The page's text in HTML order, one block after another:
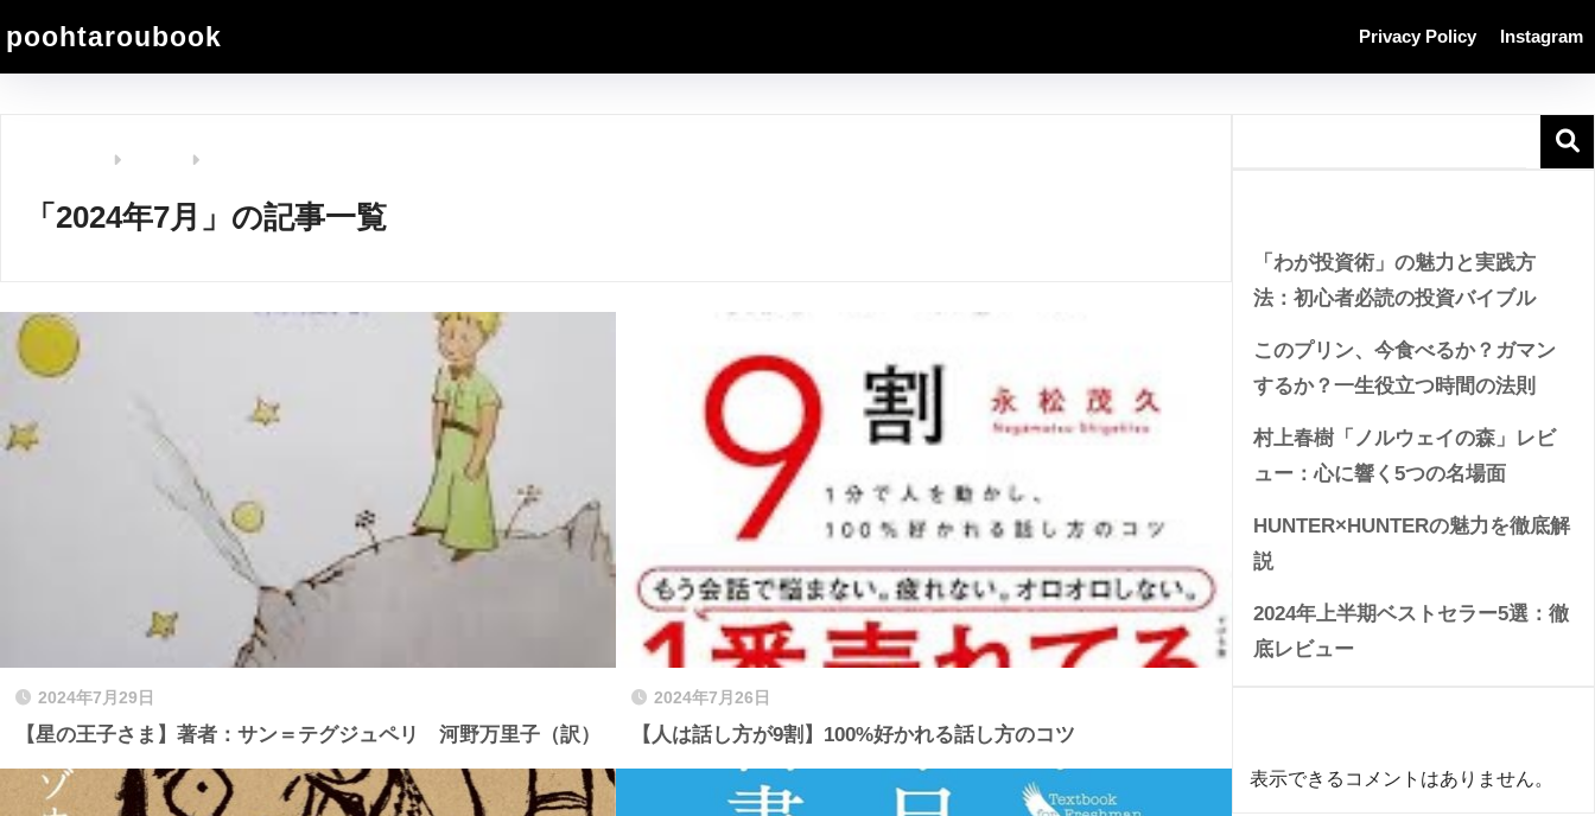
poohtaroubook Privacy Policy Instagram
「2024年7月」の記事一覧
2024年7月29日
【星の王子さま】著者：サン＝テグジュペリ 河野万里子（訳）
2024年7月26日
【人は話し方が9割】100%好かれる話し方のコツ
「わが投資術」の魅力と実践方
法：初心者必読の投資バイブル
このプリン、今食べるか？ガマン
するか？一生役立つ時間の法則
村上春樹「ノルウェイの森」レビ
ュー：心に響く5つの名場面
HUNTER×HUNTERの魅力を徹底解
説
2024年上半期ベストセラー5選：徹
底レビュー
表示できるコメントはありません。